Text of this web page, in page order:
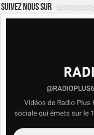
Suivez nous sur